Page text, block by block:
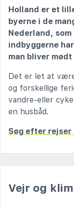
Holland er et
byerne i de
Nederland,
indbyggerne
man bliver
Det er let at
og forskellige
vandre-eller
en husbåd.
Søg efter rejser
Vejr og